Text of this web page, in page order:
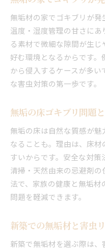
無垢材の家でゴキブリが
温度・湿度管理の甘さに
る素材で微細な隙間が生
好む環境となるからです
から侵入するケースが多
な害虫対策の第一歩です。
無垢の床ゴキブリ問題
無垢の床は自然な質感が
なることも。理由は、床
すいからです。安全な対
清掃・天然由来の忌避剤
法で、家族の健康と無垢材
問題を軽減できます。
新築での無垢材と害虫
新築で無垢材を選ぶ際は